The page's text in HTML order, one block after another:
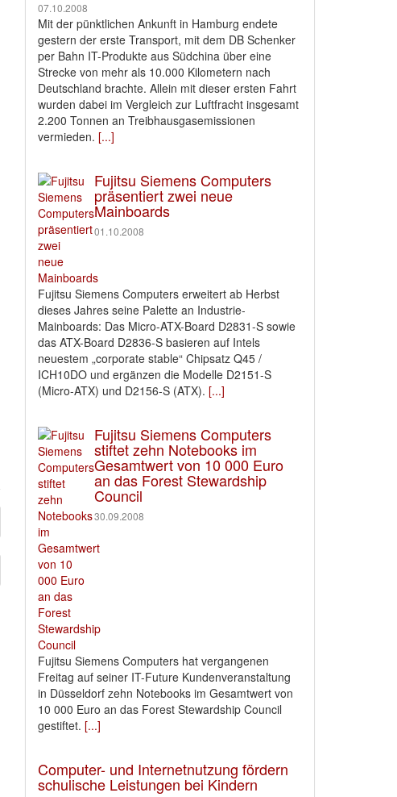
07.10.2008
Mit der pünktlichen Ankunft in Hamburg endete
gestern der erste Transport, mit dem DB Schenker
per Bahn IT-Produkte aus Südchina über eine
Strecke von mehr als 10.000 Kilometern nach
Deutschland brachte. Allein mit dieser ersten Fahrt
wurden dabei im Vergleich zur Luftfracht insgesamt
2.200 Tonnen an Treibhausgasemissionen
vermieden. [...]
Fujitsu Siemens Computers
präsentiert zwei neue
Mainboards
01.10.2008
Fujitsu Siemens Computers erweitert ab Herbst
dieses Jahres seine Palette an Industrie-
Mainboards: Das Micro-ATX-Board D2831-S sowie
das ATX-Board D2836-S basieren auf Intels
neuestem „corporate stable“ Chipsatz Q45 /
ICH10DO und ergänzen die Modelle D2151-S
(Micro-ATX) und D2156-S (ATX). [...]
Fujitsu Siemens Computers
stiftet zehn Notebooks im
Gesamtwert von 10 000 Euro
an das Forest Stewardship
Council
30.09.2008
Fujitsu Siemens Computers hat vergangenen
Freitag auf seiner IT-Future Kundenveranstaltung
in Düsseldorf zehn Notebooks im Gesamtwert von
10 000 Euro an das Forest Stewardship Council
gestiftet. [...]
Computer- und Internetnutzung fördern
schulische Leistungen bei Kindern